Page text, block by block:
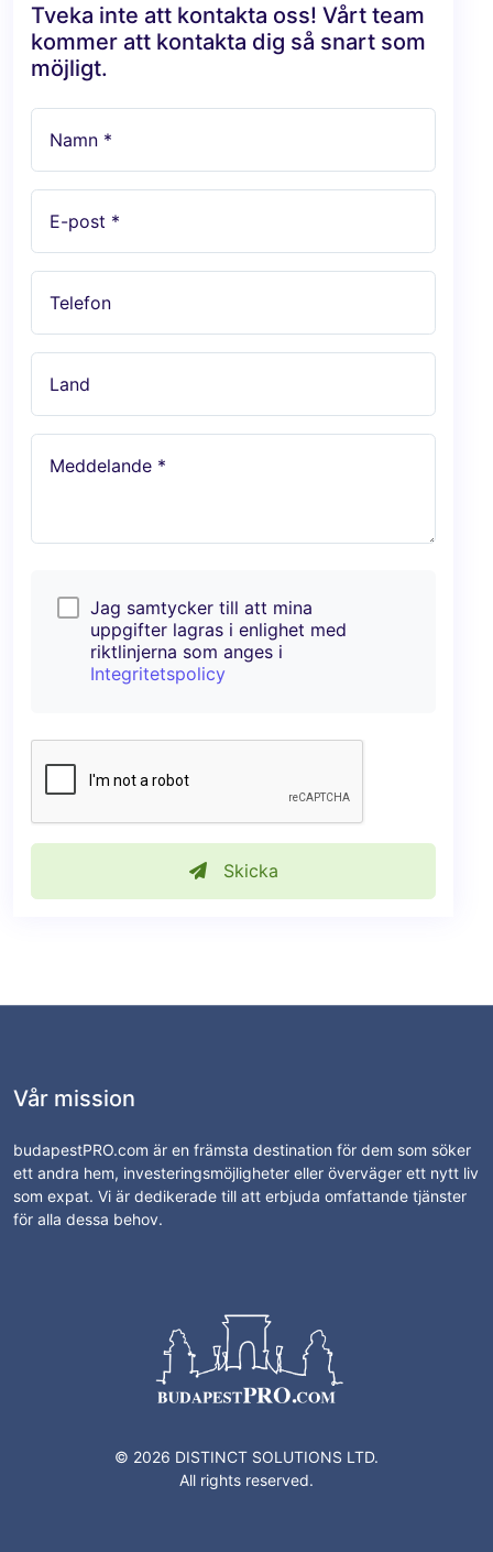
Tveka inte att kontakta oss! Vårt team
kommer att kontakta dig så snart som
möjligt.
Namn *
E-post *
Telefon
Land
Meddelande *
Jag samtycker till att mina
uppgifter lagras i enlighet med
riktlinjerna som anges i
Integritetspolicy
Skicka
Vår mission
budapestPRO.com är en främsta destination för dem som söker
ett andra hem, investeringsmöjligheter eller överväger ett nytt liv
som expat. Vi är dedikerade till att erbjuda omfattande tjänster
för alla dessa behov.
© 2026 DISTINCT SOLUTIONS LTD.
All rights reserved.